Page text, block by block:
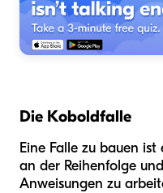
Die Koboldfalle
Eine Falle zu bauen
an der Reihenfolge
Anweisungen zu